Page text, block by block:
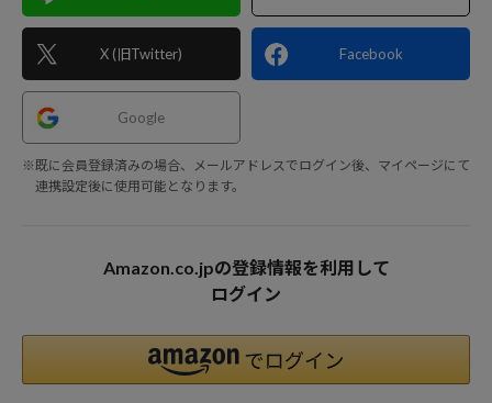
X (旧Twitter) Facebook
Google
※既に会員登録済みの場合、メールアドレスでログイン後、マイページにて
連携設定後に使用可能となります。
Amazon.co.jpの登録情報を利用して
ログイン